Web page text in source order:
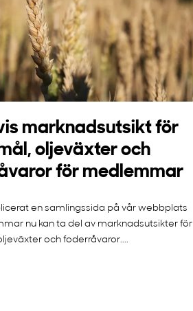
marknadsutsikt för
oljeväxter och
för medlemmar
en samlingssida på vår webbplats
nu kan ta del av marknadsutsikter för
och foderråvaror....